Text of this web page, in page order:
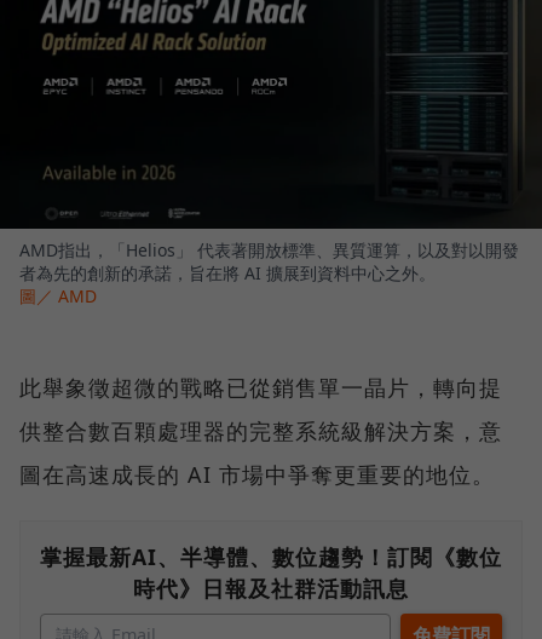
AMD指出，「Helios」 代表著開放標準、異質運算，以及對以開發
者為先的創新的承諾，旨在將 AI 擴展到資料中心之外。
圖／ AMD
此舉象徵超微的戰略已從銷售單一晶片，轉向提
供整合數百顆處理器的完整系統級解決方案，意
圖在高速成長的 AI 市場中爭奪更重要的地位。
掌握最新AI、半導體、數位趨勢！訂閱《數位
時代》日報及社群活動訊息